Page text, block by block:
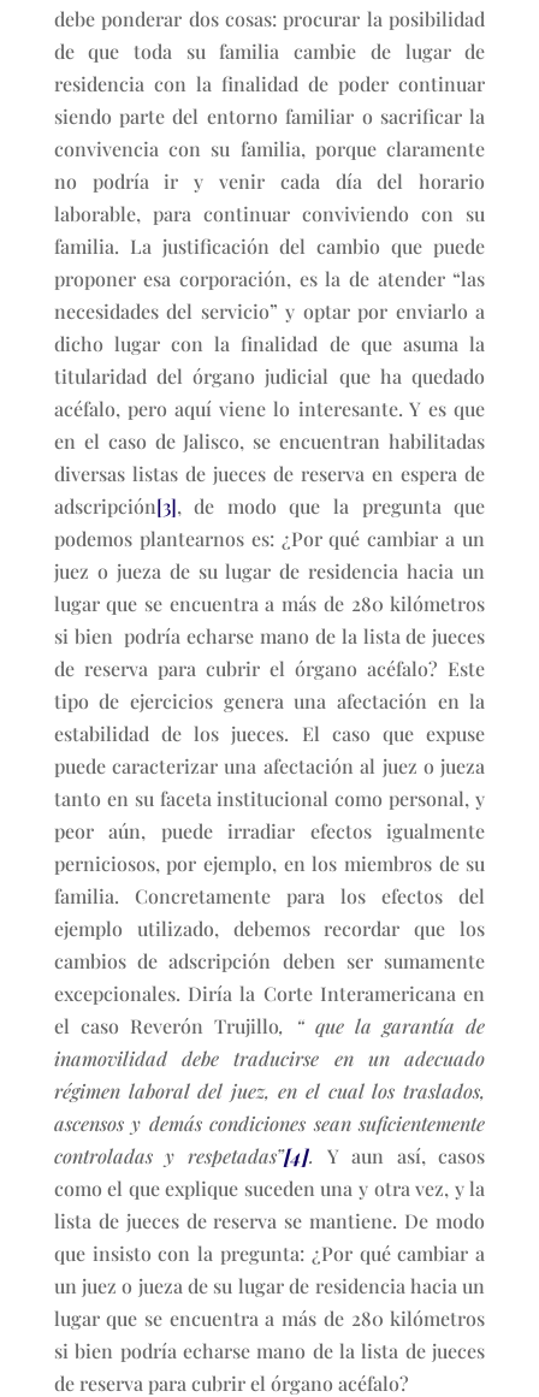
debe ponderar dos cosas: procurar la posibilidad
de que toda su familia cambie de lugar de
residencia con la finalidad de poder continuar
siendo parte del entorno familiar o sacrificar la
convivencia con su familia, porque claramente
no podría ir y venir cada día del horario
laborable, para continuar conviviendo con su
familia. La justificación del cambio que puede
proponer esa corporación, es la de atender “las
necesidades del servicio” y optar por enviarlo a
dicho lugar con la finalidad de que asuma la
titularidad del órgano judicial que ha quedado
acéfalo, pero aquí viene lo interesante. Y es que
en el caso de Jalisco, se encuentran habilitadas
diversas listas de jueces de reserva en espera de
adscripción[3], de modo que la pregunta que
podemos plantearnos es: ¿Por qué cambiar a un
juez o jueza de su lugar de residencia hacia un
lugar que se encuentra a más de 280 kilómetros
si bien podría echarse mano de la lista de jueces
de reserva para cubrir el órgano acéfalo? Este
tipo de ejercicios genera una afectación en la
estabilidad de los jueces. El caso que expuse
puede caracterizar una afectación al juez o jueza
tanto en su faceta institucional como personal, y
peor aún, puede irradiar efectos igualmente
perniciosos, por ejemplo, en los miembros de su
familia. Concretamente para los efectos del
ejemplo utilizado, debemos recordar que los
cambios de adscripción deben ser sumamente
excepcionales. Diría la Corte Interamericana en
el caso Reverón Trujillo, “ que la garantía de
inamovilidad debe traducirse en un adecuado
régimen laboral del juez, en el cual los traslados,
ascensos y demás condiciones sean suficientemente
controladas y respetadas”[4]. Y aun así, casos
como el que explique suceden una y otra vez, y la
lista de jueces de reserva se mantiene. De modo
que insisto con la pregunta: ¿Por qué cambiar a
un juez o jueza de su lugar de residencia hacia un
lugar que se encuentra a más de 280 kilómetros
si bien podría echarse mano de la lista de jueces
de reserva para cubrir el órgano acéfalo?